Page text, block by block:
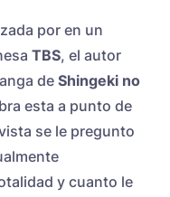
por en un
TBS, el autor
deShingeki no
esta a punto de
se le pregunto
y cuanto le